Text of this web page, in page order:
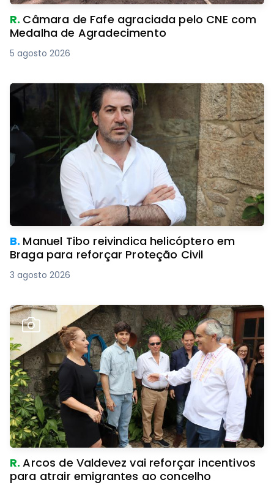
R. Câmara de Fafe agraciada pelo CNE com
Medalha de Agradecimento
5 agosto 2026
B. Manuel Tibo reivindica helicóptero em
Braga para reforçar Proteção Civil
3 agosto 2026
R.Arcos de Valdevez vai reforçar incentivos
para atrair emigrantes ao concelho